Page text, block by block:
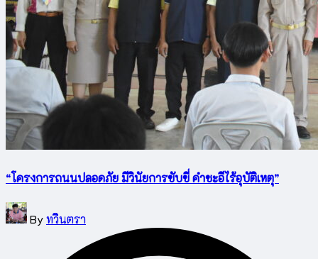
“โครงการถนนปลอดภัย มีวินัยการขับขี่ คำชะอีไร้อุบัติเหตุ”
Posted
by
Byทวินตรา